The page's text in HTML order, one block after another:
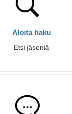
Aloita haku
Etsi jäseniä